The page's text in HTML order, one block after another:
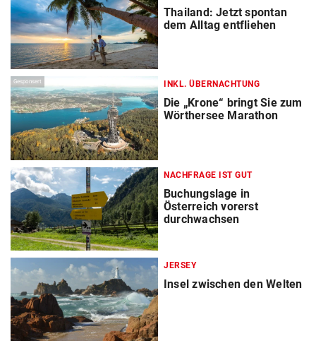
Thailand: Jetzt spontan
dem Alltag entfliehen
Gesponsert INKL. ÜBERNACHTUNG
Die „Krone“ bringt Sie zum
Wörthersee Marathon
NACHFRAGE IST GUT
Buchungslage in
Österreich vorerst
durchwachsen
JERSEY
Insel zwischen den Welten